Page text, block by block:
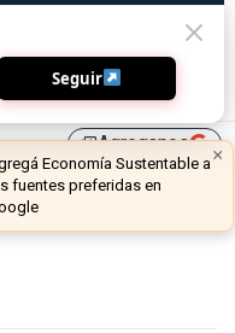
library_addAgreganos
Seguir